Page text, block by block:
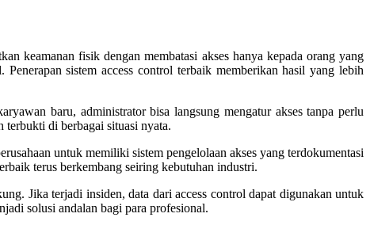
keamanan fisik dengan membatasi akses hanya kepada orang yang
sistem access control terbaik memberikan hasil yang lebih
baru, administrator bisa langsung mengatur akses tanpa perlu
terbukti di berbagai situasi nyata.
untuk memiliki sistem pengelolaan akses yang terdokumentasi
terus berkembang seiring kebutuhan industri.
Jika terjadi insiden, data dari access control dapat digunakan untuk
solusi andalan bagi para profesional.